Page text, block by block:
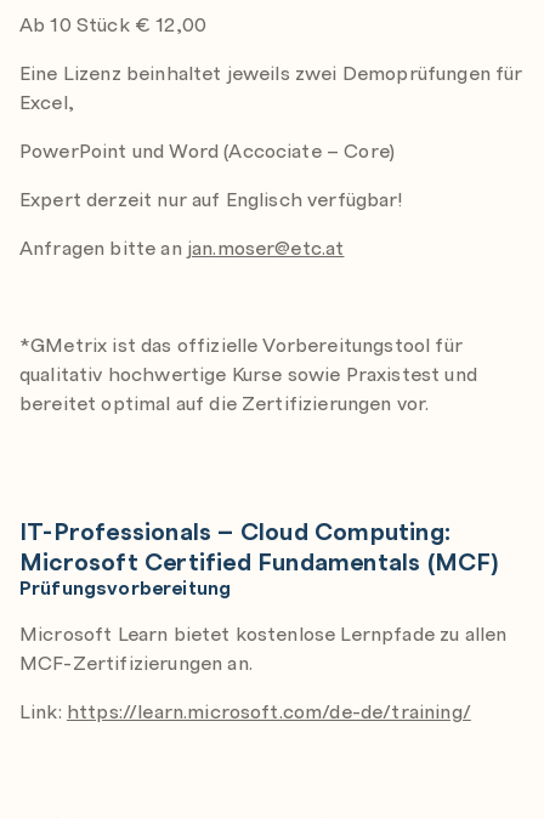
Ab 10 Stück € 12,00
Eine Lizenz beinhaltet jeweils zwei Demoprüfungen für
Excel,
PowerPoint und Word (Accociate – Core)
Expert derzeit nur auf Englisch verfügbar!
Anfragen bitte an jan.moser@etc.at
*GMetrix ist das offizielle Vorbereitungstool für
qualitativ hochwertige Kurse sowie Praxistest und
bereitet optimal auf die Zertifizierungen vor.
IT-Professionals – Cloud Computing:
Microsoft Certified Fundamentals (MCF)
Prüfungsvorbereitung
Microsoft Learn bietet kostenlose Lernpfade zu allen
MCF-Zertifizierungen an.
Link: https://learn.microsoft.com/de-de/training/